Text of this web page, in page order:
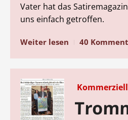
Vater hat das
uns einfach getroffen.
Weiter lesen 40